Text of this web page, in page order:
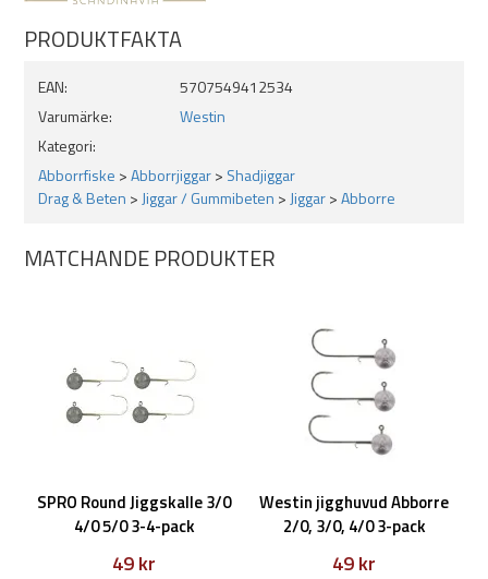
PRODUKTFAKTA
EAN:
5707549412534
Varumärke:
Westin
Kategori:
Abborrfiske >Abborrjiggar> Shadjiggar
Drag & Beten > Jiggar / Gummibeten > Jiggar>Abborre
MATCHANDE PRODUKTER
SPRO Round Jiggskalle 3/0
4/0 5/0 3-4-pack
49 kr
Westin jigghuvud Abborre
2/0, 3/0, 4/0 3-pack
49 kr